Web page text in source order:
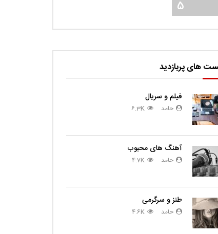
5
های پربازدید
فیلم و سریال
حامد 6.3K
آهنگ های محبوب
حامد 4.7K
طنز و سرگرمی
حامد 4.6K